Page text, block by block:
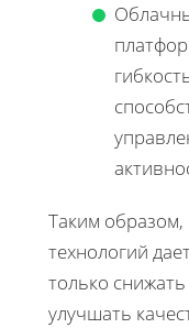
Таким
технологий
только
улучшать